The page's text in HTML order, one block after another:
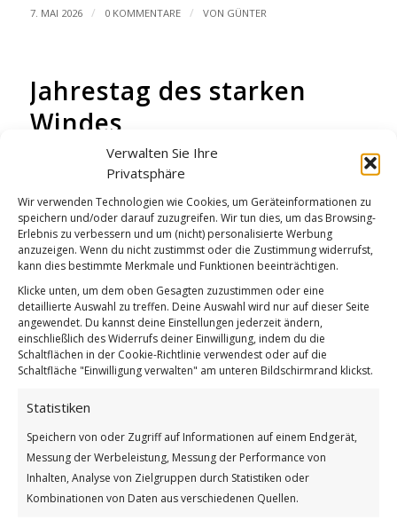
Verwalten Sie Ihre
Privatsphäre
Wir verwenden Technologien wie Cookies, um Geräteinformationen zu
speichern und/oder darauf zuzugreifen. Wir tun dies, um das Browsing-
Erlebnis zu verbessern und um (nicht) personalisierte Werbung
anzuzeigen. Wenn du nicht zustimmst oder die Zustimmung widerrufst,
kann dies bestimmte Merkmale und Funktionen beeinträchtigen.
Klicke unten, um dem oben Gesagten zuzustimmen oder eine
detaillierte Auswahl zu treffen. Deine Auswahl wird nur auf dieser Seite
angewendet. Du kannst deine Einstellungen jederzeit ändern,
einschließlich des Widerrufs deiner Einwilligung, indem du die
Schaltflächen in der Cookie-Richtlinie verwendest oder auf die
Schaltfläche "Einwilligung verwalten" am unteren Bildschirmrand klickst.
Statistiken
Speichern von oder Zugriff auf Informationen auf einem Endgerät,
Messung der Werbeleistung, Messung der Performance von
Inhalten, Analyse von Zielgruppen durch Statistiken oder
Kombinationen von Daten aus verschiedenen Quellen.
7. MAI 2026 / 0 KOMMENTARE / VON GÜNTER
Jahrestag des starken
Windes
Jahrestag des starken Windes
Weiterlesen
Wie findest du diesen Beitrag?